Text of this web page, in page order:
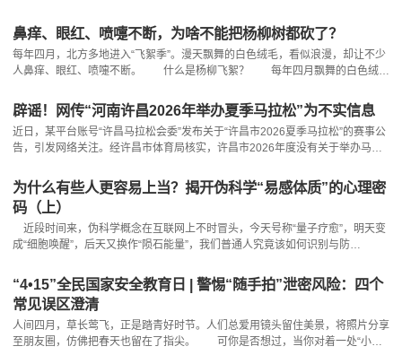
街道辖区长春南路尚品汇美食街，视频拍摄实际内容为某环保公司对尚品汇美食
街内餐饮企业产生的餐厨废弃油脂进行规范收运作业，该公司具备合法餐厨废弃
油脂收运处置资质，其收运的餐厨废弃油脂全部用于生物
鼻痒、眼红、喷嚏不断，为啥不能把杨柳树都砍了？
每年四月，北方多地进入“飞絮季”。漫天飘舞的白色绒毛，看似浪漫，却让不少
人鼻痒、眼红、喷嚏不断。 什么是杨柳飞絮？ 每年四月飘舞的白色绒
毛”。杨树和柳树为雌雄异株，只有雌树才会飘絮。春季授粉后，雌树结出果
实，成熟后裂开，绒毛带着种子随风飘散。 为什么不能 “一刀切”全
砍？ 杨柳树之所以没有被“一刀切”砍掉，是因为它们拥有生
辟谣！网传“河南许昌2026年举办夏季马拉松”为不实信息
近日，某平台账号“许昌马拉松会委”发布关于“许昌市2026夏季马拉松”的赛事公
告，引发网络关注。经许昌市体育局核实，许昌市2026年度没有关于举办马拉
12月19日公布《2026年全国马拉松赛事目录》显示，河南省2026年计划举办5
场马拉松赛事，均不在许昌市举办。 许昌市委网信办在此郑重提醒，网
络空间不是法外之地，造谣、传
为什么有些人更容易上当？揭开伪科学“易感体质”的心理密
码（上）
近段时间来，伪科学概念在互联网上不时冒头，今天号称“量子疗愈”，明天变
成“细胞唤醒”，后天又换作“陨石能量”，我们普通人究竟该如何识别与防
平台共创“伪科学大揭秘”栏目，通过一系列“真科普”文章，带大家一起识破谣言
套路，戳穿“伪科学”骗局。 我们身边似乎总有这样的人：在不同伪科学、保
健品骗局中反复横跳消费。亲朋好友苦口婆心的劝
“4•15”全民国家安全教育日 | 警惕“随手拍”泄密风险：四个
常见误区澄清
人间四月，草长莺飞，正是踏青好时节。人们总爱用镜头留住美景，将照片分享
至朋友圈，仿佛把春天也留在了指尖。 可你是否想过，当你对着一处“小众